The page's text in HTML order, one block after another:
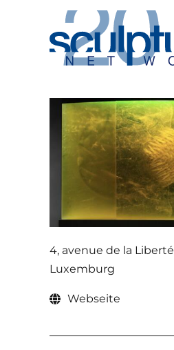
Skip to main content
4, avenue de la Liberté
Luxemburg
Webseite